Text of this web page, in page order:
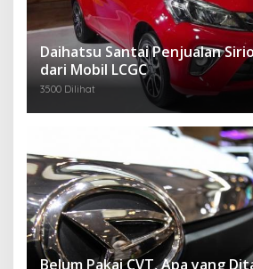
Daihatsu Santai Penjualan
dari Mobil LCGC
3500 Dilihat
Belum Pakai CVT, Apa yang